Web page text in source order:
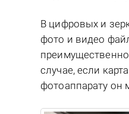
В цифровых и
фото и видео
случае, если
фотоаппарату он